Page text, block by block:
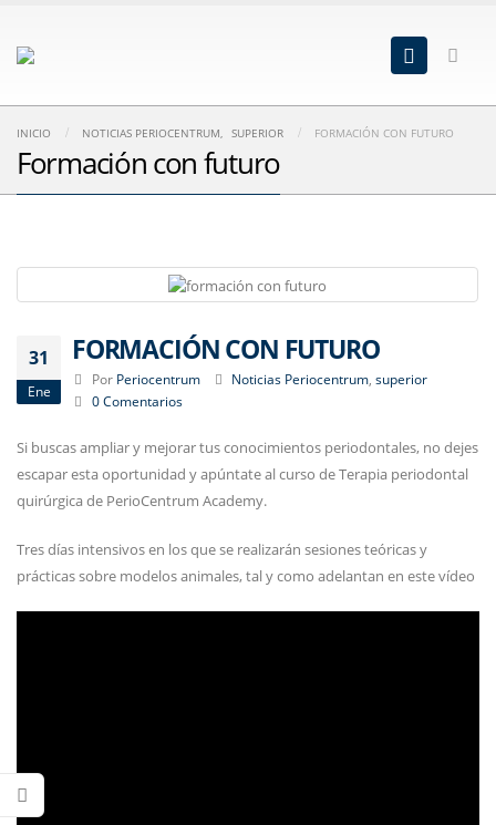
INICIO NOTICIAS PERIOCENTRUM, SUPERIOR FORMACIÓN CON FUTURO
Formación con futuro
31
Ene
FORMACIÓN CON FUTURO
Por Periocentrum Noticias Periocentrum ,superior
0 Comentarios
Si buscas ampliar y mejorar tus conocimientos periodontales, no dejes
escapar esta oportunidad y apúntate al curso de Terapia periodontal
quirúrgica de PerioCentrum Academy.
Tres días intensivos en los que se realizarán sesiones teóricas y
prácticas sobre modelos animales, tal y como adelantan en este vídeo